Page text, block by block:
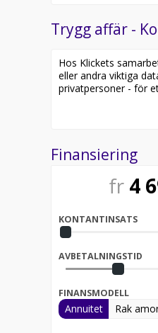
Trygg affär -
Hos Klickets
eller andra viktiga
privatpersoner - för
Finansiering
fr 4
KONTANTINSATS
AVBETALNINGSTID
FINANSMODELL
Annuitet Rak